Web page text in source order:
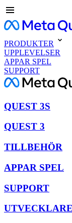
PRODUKTER
UPPLEVELSER
APPAR SPEL
SUPPORT
QUEST 3S
QUEST 3
TILLBEHÖR
APPAR SPEL
SUPPORT
UTVECKLARE